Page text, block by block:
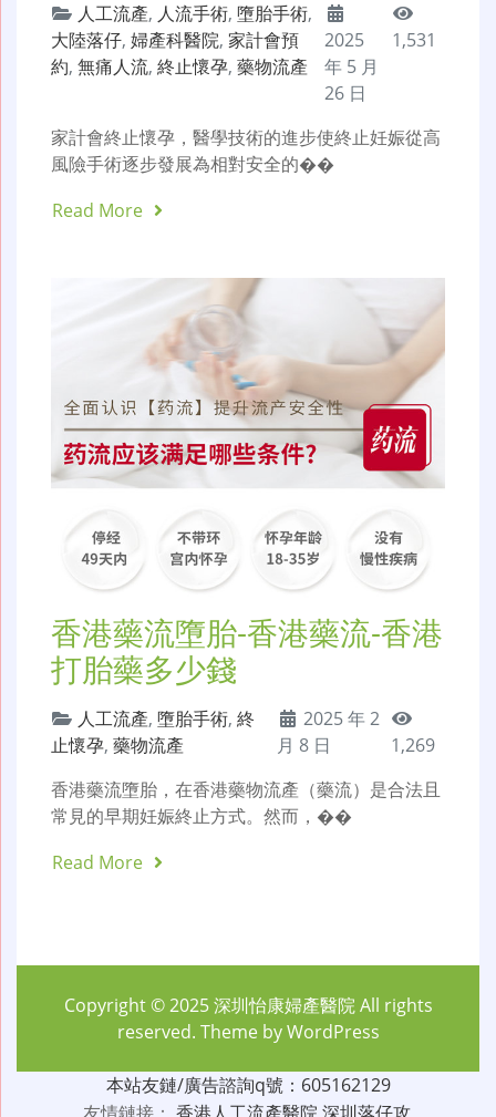
人工流產, 人流手術, 墮胎手術,
大陸落仔, 婦產科醫院, 家計會預
約, 無痛人流, 終止懷孕, 藥物流產
2025
年 5 月
26 日
1,531
家計會終止懷孕，醫學技術的進步使終止妊娠從高
風險手術逐步發展為相對安全的��
Read More
香港藥流墮胎-香港藥流-香港
打胎藥多少錢
人工流產, 墮胎手術, 終
止懷孕, 藥物流產
2025 年 2
月 8 日
1,269
香港藥流墮胎，在香港藥物流產（藥流）是合法且
常見的早期妊娠終止方式。然而，��
Read More
Copyright © 2025深圳怡康婦產醫院All rights
reserved. Theme byWordPress
本站友鏈/廣告諮詢q號：605162129